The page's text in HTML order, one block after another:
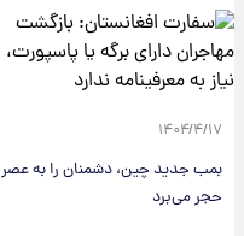
۱۴۰۴/۴/۱۷
بمب جدید چین، دشمنان را به عصر
حجر می‌برد